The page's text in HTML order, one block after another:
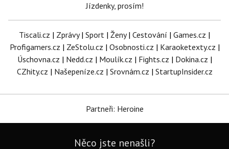
Jízdenky, prosím!
Tiscali.cz | Zprávy| Sport | Ženy| Cestování | Games.cz |
Profigamers.cz | ZeStolu.cz | Osobnosti.cz | Karaoketexty.cz |
Úschovna.cz | Nedd.cz | Moulík.cz | Fights.cz | Dokina.cz |
CZhity.cz | Našepeníze.cz | Srovnám.cz | StartupInsider.cz
Partneři: Heroine
Něco jste nenašli?